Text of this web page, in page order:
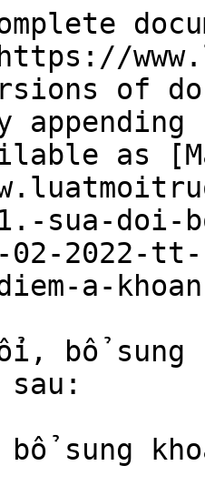
of
as
sua-doi-
02-2022-
a-
bổ sung
sung